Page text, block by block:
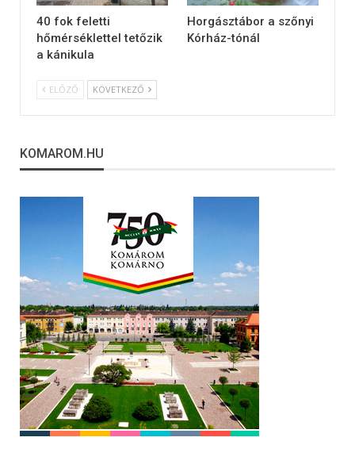
40 fok feletti
hőmérséklettel tetőzik
a kánikula
Horgásztábor a szőnyi
Kórház-tónál
ELŐZŐ KÖVETKEZŐ
KOMAROM.HU